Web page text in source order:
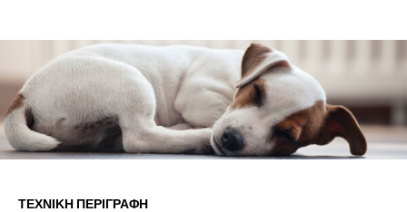
ΤΕΧΝΙΚΉ ΠΕΡΙΓΡΑΦΉ